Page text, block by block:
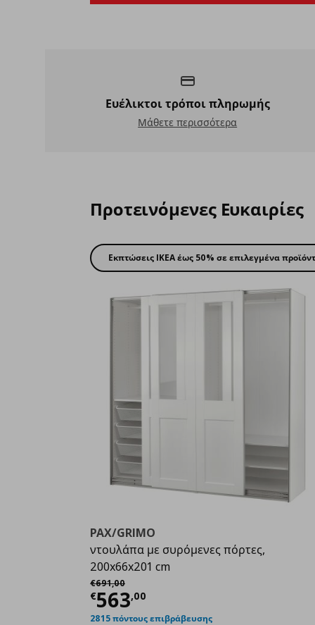
Ευέλικτοι τρόποι πληρωμής
Ευέλικτοι τρόποι πληρωμής
Μάθετε περισσότερα
Προτεινόμενες Ευκαιρίες
Εκπτώσεις IKEA έως 50% σε επιλεγμένα
PAX/GRIMO
ντουλάπα με συρόμενες πόρτες,
200x66x201 cm
€691,00
Αρχική τιμή
€563,00
Τρέχουσα τιμή
2815 πόντους επιβράβευσης